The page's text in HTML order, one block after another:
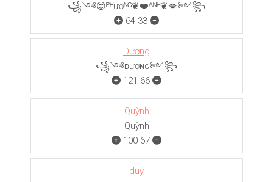
꧁༺😍ᴾᴴươᴺᴳ❦❤️ᴬᴺᴴ❦💋༻꧂
64 33
Dương
꧁༺ᴅươɴԍ༻꧂
121 66
Quỳnh
Quỳnh
100 67
duy